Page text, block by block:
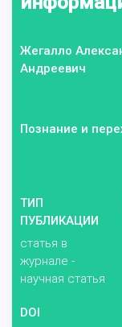
Жегалло
Андреевич
Познание и
ТИП
ПУБЛИКАЦИИ
статья в
журнале -
научная статья
DOI